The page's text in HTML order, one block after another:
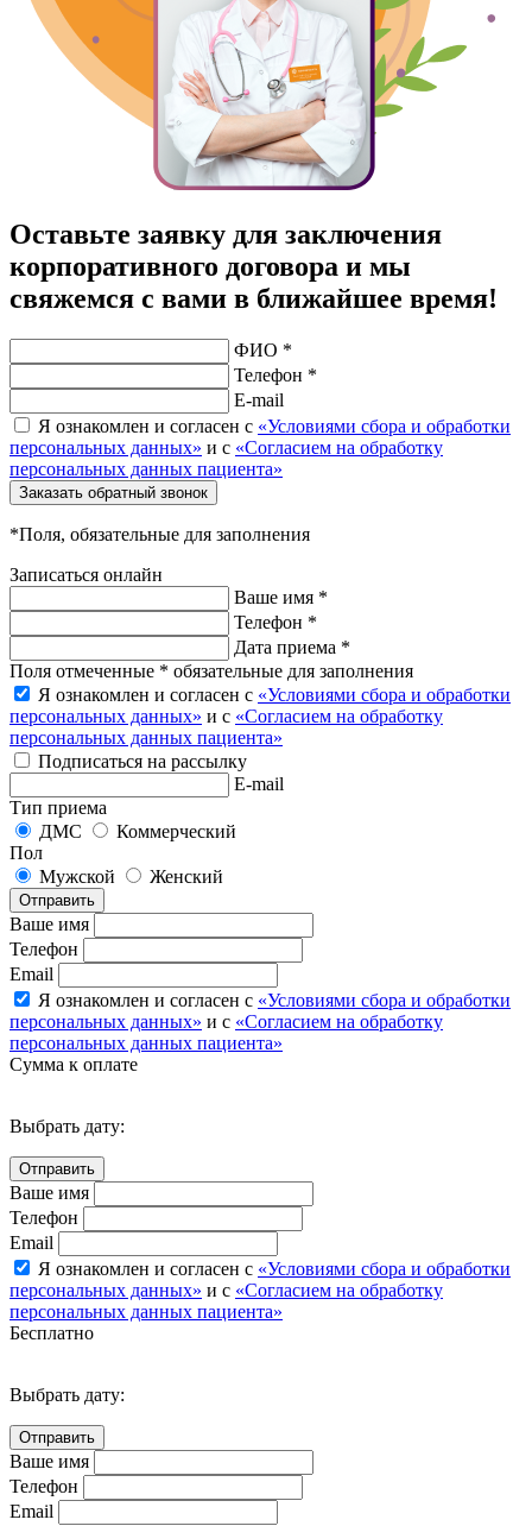
Оставьте заявку для заключения
корпоративного договора и мы
свяжемся с вами в ближайшее время!
ФИО *
Телефон *
E-mail
Я ознакомлен и согласен с «Условиями сбора и обработки
персональных данных» и с «Согласием на обработку
персональных данных пациента»
Заказать обратный звонок
*Поля, обязательные для заполнения
Записаться онлайн
Ваше имя *
Телефон *
Дата приема *
Поля отмеченные * обязательные для заполнения
Я ознакомлен и согласен с «Условиями сбора и обработки
персональных данных» и с «Согласием на обработку
персональных данных пациента»
Подписаться на рассылку
E-mail
Тип приема
ДМС
Коммерческий
Пол
Мужской
Женский
Отправить
Ваше имя
Телефон
Email
Я ознакомлен и согласен с «Условиями сбора и обработки
персональных данных» и с «Согласием на обработку
персональных данных пациента»
Сумма к оплате
Выбрать дату:
Ваше имя
Телефон
Email
Я ознакомлен и согласен с «Условиями сбора и обработки
персональных данных» и с «Согласием на обработку
персональных данных пациента»
Бесплатно
Выбрать дату:
Ваше имя
Телефон
Email